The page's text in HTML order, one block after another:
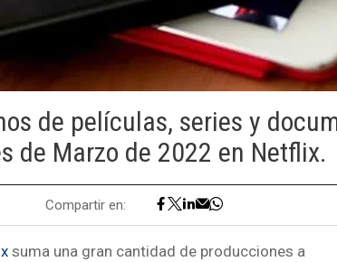
de películas, series y
de Marzo de 2022 en Netflix.
Compartir en:
suma una gran cantidad de producciones a